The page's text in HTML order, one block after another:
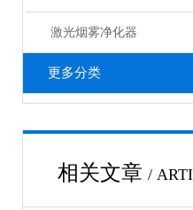
激光烟雾净化器
更多分类
相关文章 /